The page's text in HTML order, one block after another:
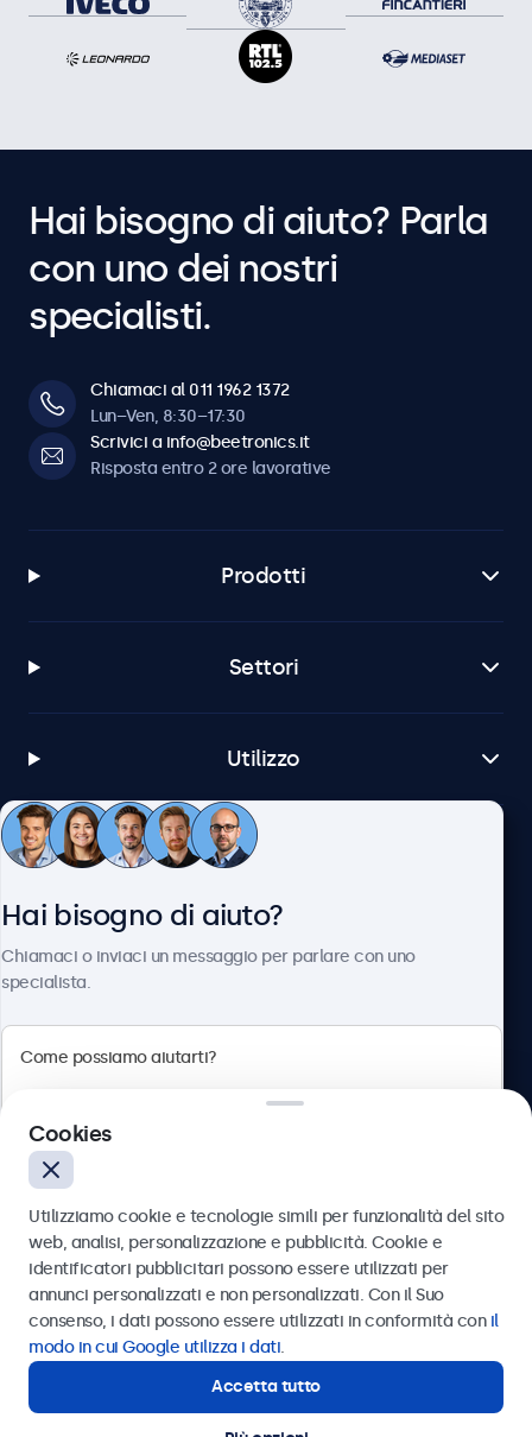
Hai bisogno di aiuto? Parla
con uno dei nostri
specialisti.
Chiamaci al 011 1962 1372
Lun–Ven, 8:30–17:30
Scrivici a info@beetronics.it
Risposta entro 2 ore lavorative
Prodotti
Settori
Utilizzo
Servizio Clienti
Italiano
Hai bisogno di aiuto?
Chiamaci o inviaci un messaggio per parlare con uno
specialista.
Inviare
Oppure chiamaci al
Contatta i nostri esperti
Cookies
Utilizziamo cookie e tecnologie simili per funzionalità del sito
web, analisi, personalizzazione e pubblicità. Cookie e
identificatori pubblicitari possono essere utilizzati per
annunci personalizzati e non personalizzati. Con il Suo
consenso, i dati possono essere utilizzati in conformità con il
modo in cui Google utilizza i dati.
Accetta tutto